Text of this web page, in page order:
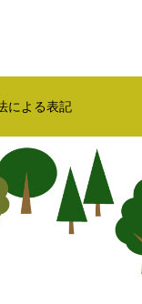
による表記